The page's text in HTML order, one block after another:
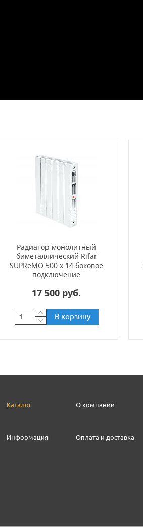
Радиатор монолитный
биметаллический Rifar
SUPReMO 500 x 14 боковое
подключение
17 500 руб.
В корзину
Каталог О компании
Информация Оплата и доставка